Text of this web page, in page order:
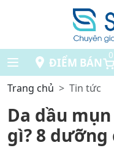
ĐIỂM BÁN
0
Trang chủ Tin tức
Da dầu
gì? 8